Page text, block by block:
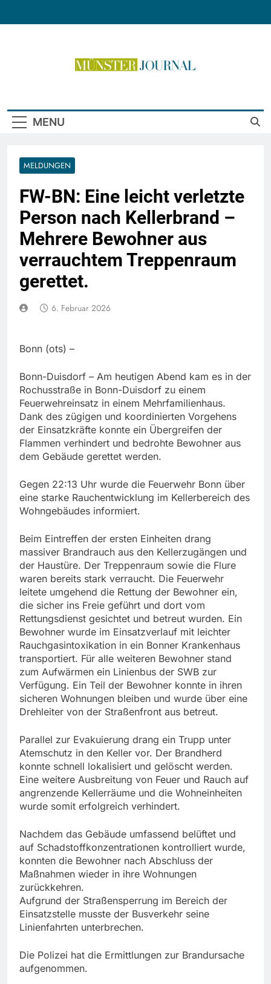
MENU
MELDUNGEN
FW-BN: Eine leicht verletzte
Person nach Kellerbrand –
Mehrere Bewohner aus
verrauchtem Treppenraum
gerettet.
6. Februar 2026
Bonn (ots) –
Bonn-Duisdorf – Am heutigen Abend kam es in der
Rochusstraße in Bonn-Duisdorf zu einem
Feuerwehreinsatz in einem Mehrfamilienhaus.
Dank des zügigen und koordinierten Vorgehens
der Einsatzkräfte konnte ein Übergreifen der
Flammen verhindert und bedrohte Bewohner aus
dem Gebäude gerettet werden.
Gegen 22:13 Uhr wurde die Feuerwehr Bonn über
eine starke Rauchentwicklung im Kellerbereich des
Wohngebäudes informiert.
Beim Eintreffen der ersten Einheiten drang
massiver Brandrauch aus den Kellerzugängen und
der Haustüre. Der Treppenraum sowie die Flure
waren bereits stark verraucht. Die Feuerwehr
leitete umgehend die Rettung der Bewohner ein,
die sicher ins Freie geführt und dort vom
Rettungsdienst gesichtet und betreut wurden. Ein
Bewohner wurde im Einsatzverlauf mit leichter
Rauchgasintoxikation in ein Bonner Krankenhaus
transportiert. Für alle weiteren Bewohner stand
zum Aufwärmen ein Linienbus der SWB zur
Verfügung. Ein Teil der Bewohner konnte in ihren
sicheren Wohnungen bleiben und wurde über eine
Drehleiter von der Straßenfront aus betreut.
Parallel zur Evakuierung drang ein Trupp unter
Atemschutz in den Keller vor. Der Brandherd
konnte schnell lokalisiert und gelöscht werden.
Eine weitere Ausbreitung von Feuer und Rauch auf
angrenzende Kellerräume und die Wohneinheiten
wurde somit erfolgreich verhindert.
Nachdem das Gebäude umfassend belüftet und
auf Schadstoffkonzentrationen kontrolliert wurde,
konnten die Bewohner nach Abschluss der
Maßnahmen wieder in ihre Wohnungen
zurückkehren.
Aufgrund der Straßensperrung im Bereich der
Einsatzstelle musste der Busverkehr seine
Linienfahrten unterbrechen.
Die Polizei hat die Ermittlungen zur Brandursache
aufgenommen.